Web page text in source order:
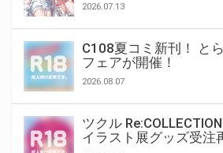
2026.07.13
C108夏コミ新刊！ と
フェアが開催！
2026.08.07
ツクル
イラスト展グッズ受注